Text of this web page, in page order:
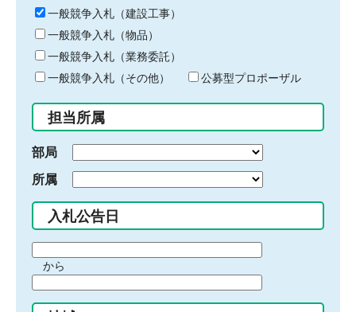
キ
ー
ワ
ー
ド
入
力
一般競争入札（建設工事）
一般競争入札（物品）
一般競争入札（業務委託）
一般競争入札（その他）
公募型プロポーザル
担当所属
部局
所属
入札公告日
間
始
から
間